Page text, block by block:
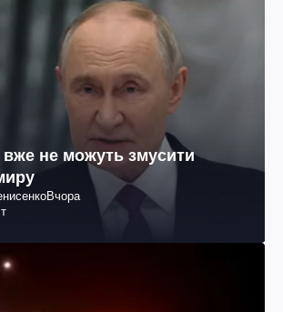
не можуть змусити
Вчора